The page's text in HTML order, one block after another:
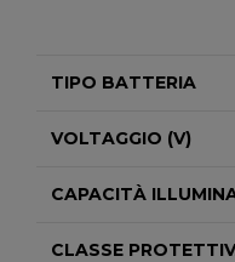
TIPO BATTERIA
VOLTAGGIO (V)
CAPACITÀ
CLASSE